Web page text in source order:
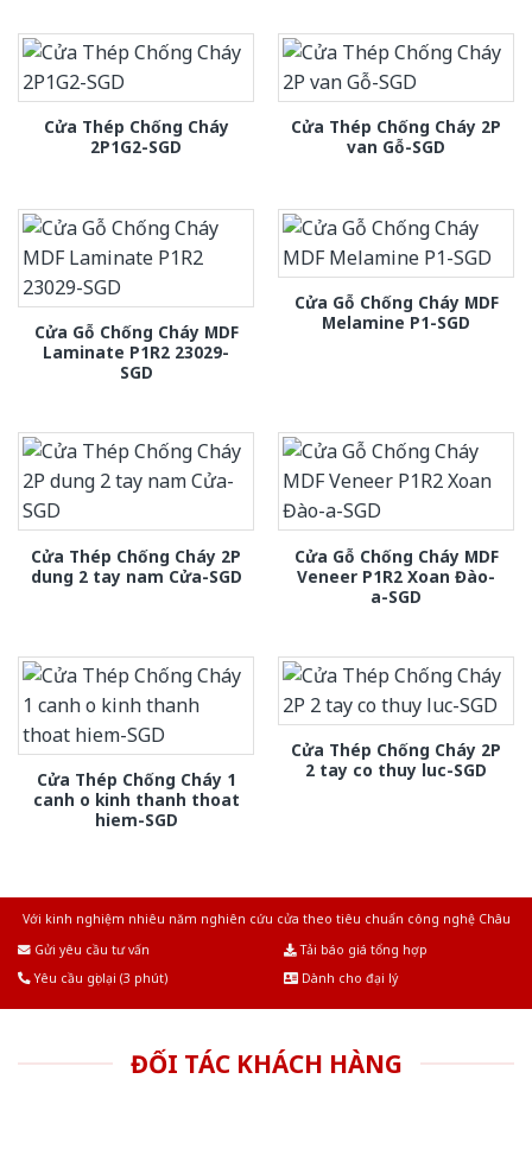
Cửa Thép Chống Cháy
2P1G2-SGD
Cửa Thép Chống Cháy 2P
van Gỗ-SGD
Cửa Gỗ Chống Cháy MDF
Laminate P1R2 23029-
SGD
Cửa Gỗ Chống Cháy MDF
Melamine P1-SGD
Cửa Thép Chống Cháy 2P
dung 2 tay nam Cửa-SGD
Cửa Gỗ Chống Cháy MDF
Veneer P1R2 Xoan Đào-
a-SGD
Cửa Thép Chống Cháy 1
canh o kinh thanh thoat
hiem-SGD
Cửa Thép Chống Cháy 2P
2 tay co thuy luc-SGD
Với kinh nghiệm nhiêu năm nghiên cứu cửa theo tiêu chuẩn công nghệ Châu
Gửi yêu cầu tư vấn
Tải báo giá tổng hợp
Yêu cầu gọi lại (3 phút)
Dành cho đại lý
ĐỐI TÁC KHÁCH HÀNG